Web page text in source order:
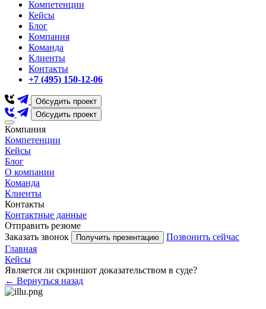
Компетенции
Кейсы
Блог
Компания
Команда
Клиенты
Контакты
+7 (495) 150-12-06
Обсудить проект
Обсудить проект
Компания
Компетенции
Кейсы
Блог
О компании
Команда
Клиенты
Контакты
Контактные данные
Отправить резюме
Заказать звонок
Получить презентацию
Позвонить сейчас
Главная
Кейсы
Является ли скриншот доказательством в суде?
← Вернуться назад